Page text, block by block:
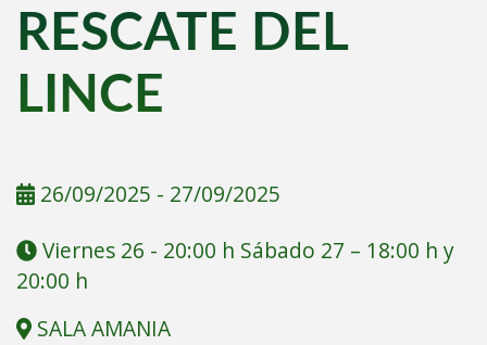
RESCATE DEL
LINCE
26/09/2025 - 27/09/2025
Viernes 26 - 20:00 h Sábado 27 – 18:00 h y
20:00 h
SALA AMANIA